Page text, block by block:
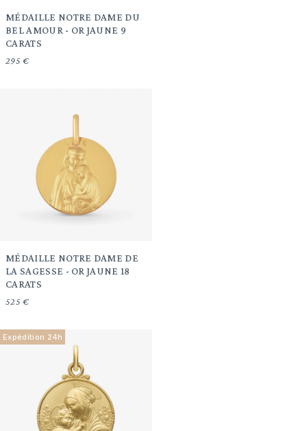
MÉDAILLE NOTRE DAME DU
BEL AMOUR - OR JAUNE 9
CARATS
295 €
MÉDAILLE NOTRE DAME DE
LA SAGESSE - OR JAUNE 18
CARATS
525 €
Expédition 24h